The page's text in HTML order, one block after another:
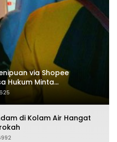
via Shopee
Hukum Minta
dan Hapus Bunga
di Kolam Air Hangat